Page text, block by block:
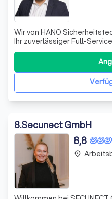
Wir von HANO
Ihr zuverlässiger Full-
Sicherheitstechnik. Nach
Sie nicht allein – wir
Wartung Ihrer Systeme,
einwandfrei funktionierende
8.Secunect GmbH
8,8
place